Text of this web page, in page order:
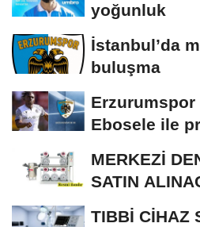
yoğunluk
İstanbul’da
buluşma
Erzurumspor
Ebosele ile
anlaşmasına
MERKEZİ
SATIN
TIBBİ CİHAZ